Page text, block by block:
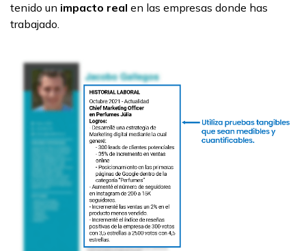
tenido un impacto real en las empresas donde has
trabajado.